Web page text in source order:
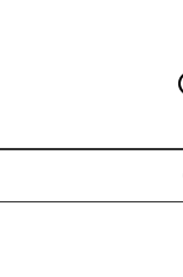
NÄR HOTELLREVYN